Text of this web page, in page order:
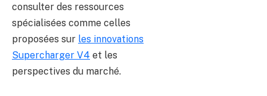
consulter des ressources
spécialisées comme celles
proposées sur les innovations
Supercharger V4 et les
perspectives du marché.